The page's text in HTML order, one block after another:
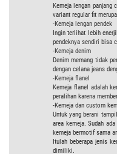
Kemeja lengan
variant regular fit
-Kemeja lengan pendek
Ingin terlihat lebih
pendeknya sendiri bisa
-Kemeja denim
Denim memang tidak
dengan celana jeans
-Kemeja flanel
Kemeja flanel adalah
peralihan karena
-Kemeja dan custom
Untuk yang berani
area kemeja. Sudah
kemeja bermotif sama
Itulah beberapa jenis
dimiliki.